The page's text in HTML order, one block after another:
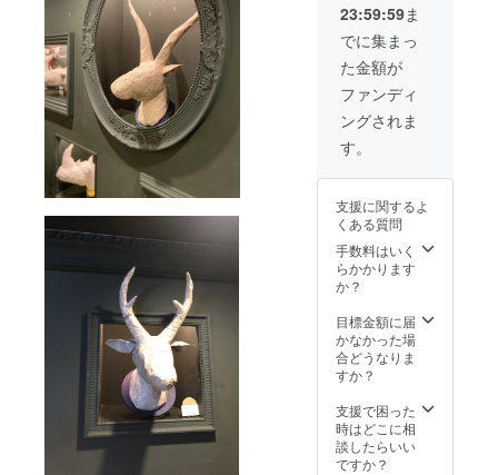
23:59:59ま
でに集まっ
た金額が
ファンディ
ングされま
す。
支援に関するよ
くある質問
手数料はいく
らかかります
か？
目標金額に届
かなかった場
合どうなりま
すか？
支援で困った
時はどこに相
談したらいい
ですか？